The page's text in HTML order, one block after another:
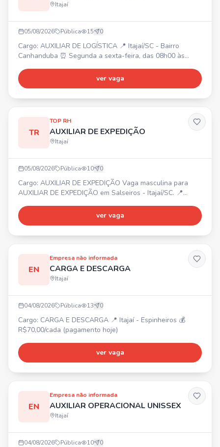
Itajaí
05/08/2026 Pública 15 0
Cargo: AUXILIAR DE LOGÍSTICA 📍 Itajaí/SC - Bairro
Canhanduba ⏰ Segunda a sexta-feira, das 08h00 às
alimentação e mobilidade no valor de R$ 55,00 por dia
Requisitos: • Ensino fundamental ou médio completo. •
ver vaga
TR
TOP RH
AUXILIAR DE EXPEDIÇÃO
Itajaí
05/08/2026 Pública 10 0
Cargo: AUXILIAR DE EXPEDIÇÃO Vaga masculina para
AUXILIAR DE EXPEDIÇÃO em Salseiros - Itajaí/SC. 📍
fiscais e documentos, separação de mercadorias. 📋
Requisitos: Ensino médio incompleto, disponibilidade para
ver vaga
EN
Empresa não informada
CARGA E DESCARGA
Itajaí
04/08/2026 Pública 13 0
Cargo: CARGA E DESCARGA 📍 Itajaí - Espinheiros 💰
R$70,00/cada (pagamento hoje)
ver vaga
EN
Empresa não informada
AUXILIAR OPERACIONAL UNISSEX
Itajaí
04/08/2026 Pública 10 0